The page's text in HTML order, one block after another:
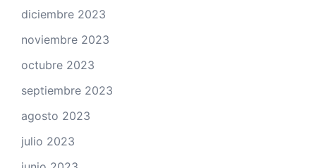
diciembre 2023
noviembre 2023
octubre 2023
septiembre 2023
agosto 2023
julio 2023